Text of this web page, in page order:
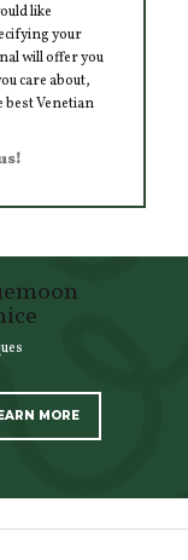
like
your
will offer you
care about,
best Venetian
MORE